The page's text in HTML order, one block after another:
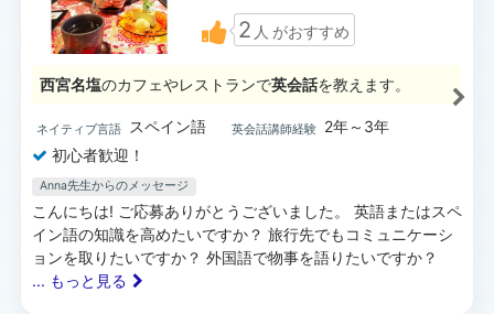
2 人 がおすすめ
西宮名塩のカフェやレストランで英会話を教えます。
ネイティブ言語 スペイン語 英会話講師経験
2年～3年
初心者歓迎！
Anna先生からのメッセージ
こんにちは! ご応募ありがとうございました。 英語またはスペ
イン語の知識を高めたいですか？ 旅行先でもコミュニケーシ
ョンを取りたいですか？ 外国語で物事を語りたいですか？
... もっと見る